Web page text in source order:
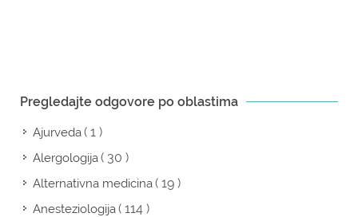
Pregledajte odgovore po oblastima
Ajurveda( 1 )
Alergologija( 30 )
Alternativna medicina( 19 )
Anesteziologija( 114 )